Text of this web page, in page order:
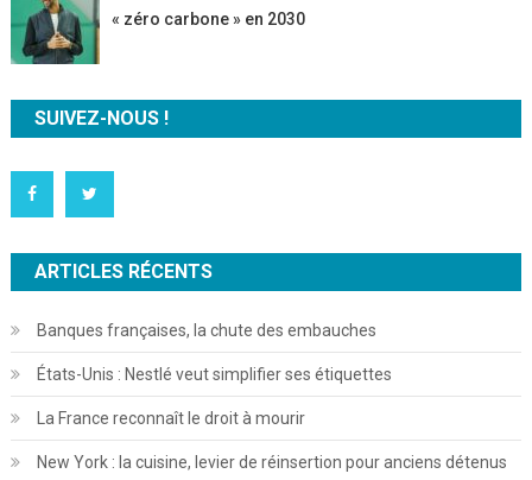
« zéro carbone » en 2030
SUIVEZ-NOUS !
ARTICLES RÉCENTS
Banques françaises, la chute des embauches
États-Unis : Nestlé veut simplifier ses étiquettes
La France reconnaît le droit à mourir
New York : la cuisine, levier de réinsertion pour anciens détenus